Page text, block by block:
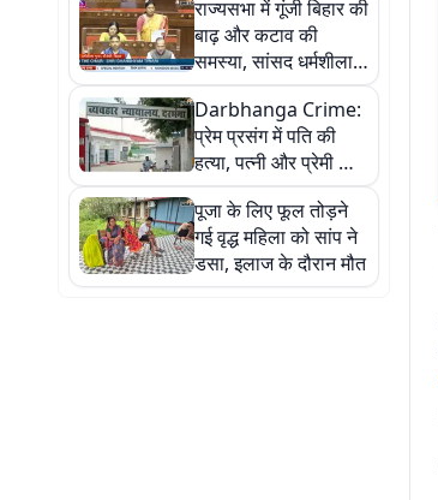
राज्यसभा में गूंजी बिहार की
बाढ़ और कटाव की
समस्या, सांसद धर्मशीला
गुप्ता ने उठाई आवाज
Darbhanga Crime:
प्रेम प्रसंग में पति की
हत्या, पत्नी और प्रेमी को
उम्रकैद
पूजा के लिए फूल तोड़ने
गई वृद्ध महिला को सांप ने
डसा, इलाज के दौरान मौत